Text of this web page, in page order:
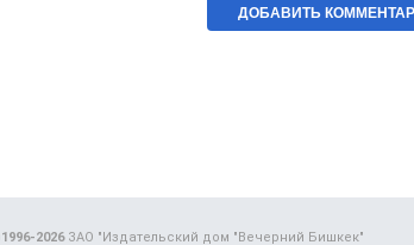
2026ЗАО "Издательский дом "Вечерний Бишкек"